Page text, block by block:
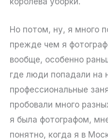
Но потом, ну, я много
прежде чем я
вообще, особенно
где люди попадали на
профессиональные
пробовали много
я была фотографом,
понятно, когда я в